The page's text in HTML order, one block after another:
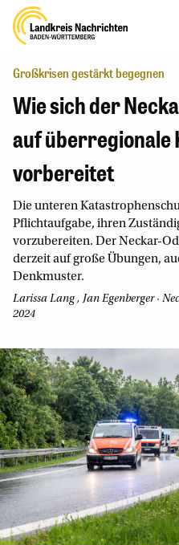
Großkrisen gestärkt begegnen
Wie sich der
auf überregionale
vorbereitet
Die unteren
Pflichtaufgabe, ihren
vorzubereiten. Der Neckar-
derzeit auf große Übungen,
Denkmuster.
Larissa Lang, Jan Egenberger·
2024